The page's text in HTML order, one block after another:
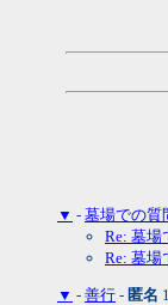
▼ - 墓場での質
Re: 墓場
Re: 墓場
▼ - 善行 - 匿名